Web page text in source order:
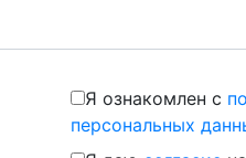
Я ознакомлен с
персональных